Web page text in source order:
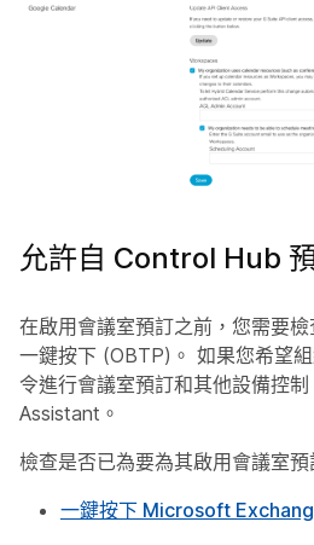
允許自 Control Hub
在啟用會議室預訂之前，您需要
一鍵按下 (OBTP)。 如果您希望
令進行會議室預訂和其他設備控
Assistant。
檢查是否已為要為其啟用會議室
一鍵按下 Microsoft